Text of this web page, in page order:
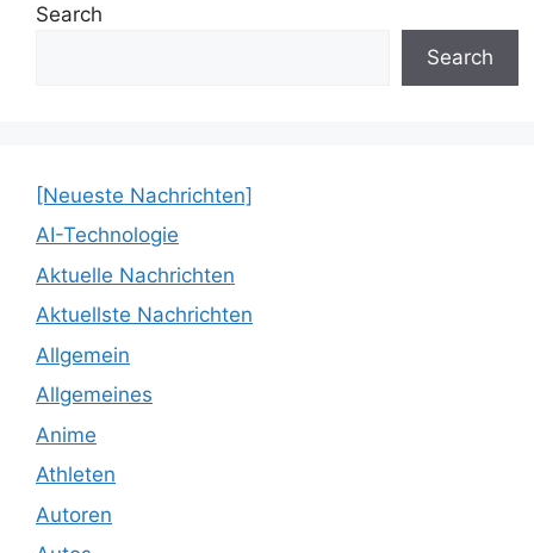
Search
Search
[Neueste Nachrichten]
AI-Technologie
Aktuelle Nachrichten
Aktuellste Nachrichten
Allgemein
Allgemeines
Anime
Athleten
Autoren